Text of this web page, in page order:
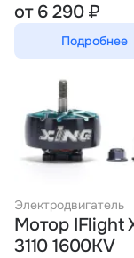
от 6 290 ₽
Подробнее
Электродвигатель
Мотор IFlight
3110 1600KV